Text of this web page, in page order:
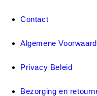
Contact
Algemene
Privacy Beleid
Bezorging en